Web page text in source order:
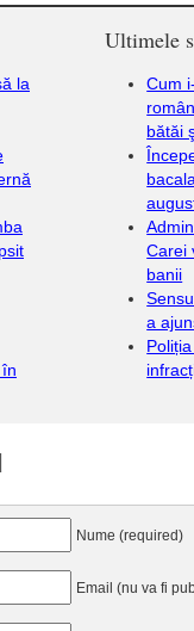
la
Ultimele
Cum
bătăi
Carei
banii
a
Nume (required)
Email (nu va fi